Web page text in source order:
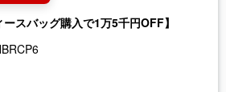
ースバッグ購入で1万5千円OFF】